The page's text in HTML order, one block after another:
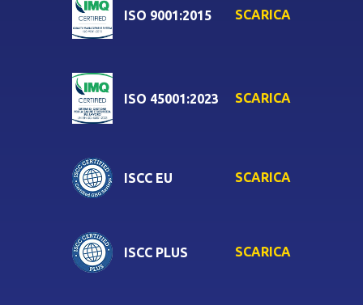
ISO 9001:2015 SCARICA
ISO 45001:2023 SCARICA
ISCC EU SCARICA
ISCC PLUS SCARICA